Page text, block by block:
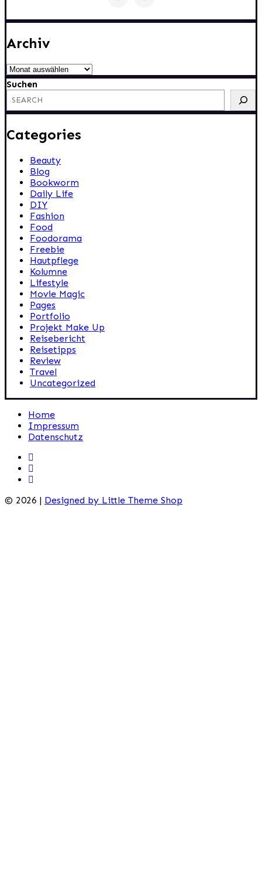
Archiv
Archiv
Suchen
Categories
Beauty
Blog
Bookworm
Daily Life
DIY
Fashion
Food
Foodorama
Freebie
Hautpflege
Kolumne
Lifestyle
Movie Magic
Pages
Portfolio
Projekt Make Up
Reisebericht
Reisetipps
Review
Travel
Uncategorized
Home
Impressum
Datenschutz
© 2026 | Designed by Little Theme Shop